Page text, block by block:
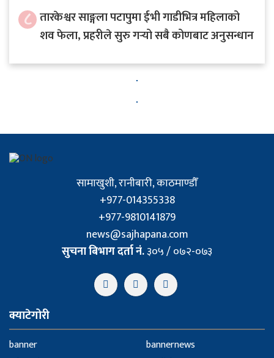
८ तारकेश्वर साङ्गला पटापुमा ईभी गाडीभित्र महिलाको
शव फेला, प्रहरीले सुरु गर्‍यो सबै कोणबाट अनुसन्धान
सामाखुशी, रानीबारी, काठमाण्डौँ
+977-014355338
+977-9810141879
news@sajhapana.com
सुचना बिभाग दर्ता नं.३०५ / ०७२-०७३
क्याटेगोरी
banner
bannernews